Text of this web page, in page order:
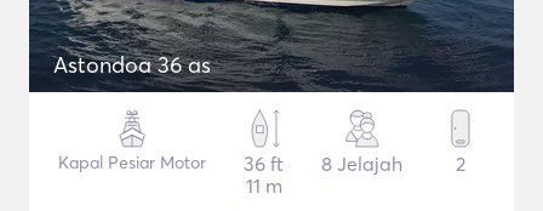
Astondoa 36 as
Kapal Pesiar Motor
36 ft
11 m
8 Jelajah 2